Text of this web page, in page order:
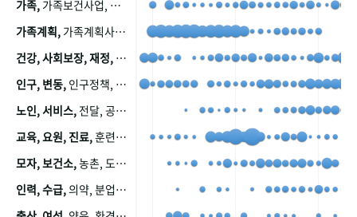
가족, 가족보건사업, 산업, 친화, 전국, 출산력
가족계획, 가족계획사업, 가족계획사업평가, 한국가족계획사업, 피임, 보급, 부인, 자궁, 피임약
건강, 사회보장, 재정,
인구, 변동, 인구정책, 저출산, 고령사회, 고령화, 이동, 남북한, 지방자치단체, 컨설팅, 복지정책평가, 집, 사회개발
노인, 서비스, 전달, 공공, 보육, 수요, 공급, 사회서비스, 데이터, 보호, 요양, 아동, 예방, 청소년, 효율, 자원
교육, 요원, 진료,훈련, 보건요원, 마을, 마을건강사업, 보조원, 진료원, 보건진료원, 보건진료원교재
모자, 보건소,농촌, 도시, 금연, 농촌지역, 모자보건사업
인력, 수급,의약, 분업, 식품, 의약품, 의사, 안전